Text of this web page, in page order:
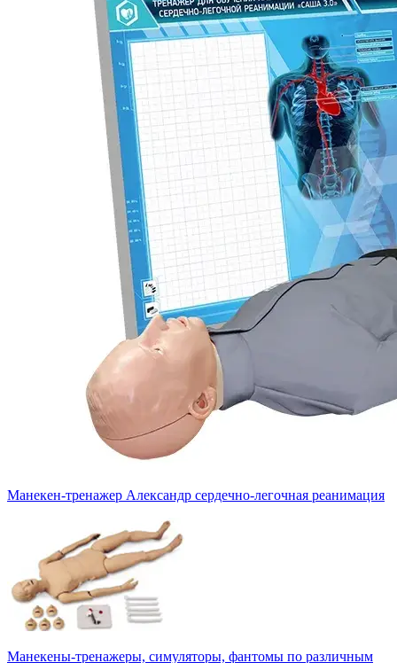
Манекен-тренажер Александр сердечно-легочная реанимация
Манекены-тренажеры, симуляторы, фантомы по различным